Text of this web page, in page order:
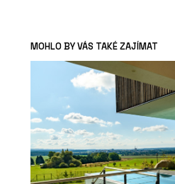
MOHLO BY VÁS TAKÉ ZAJÍMAT